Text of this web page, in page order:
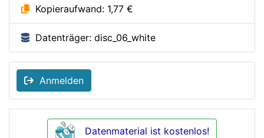
Kopieraufwand: 1,77 €
Datenträger: disc_06_white
Anmelden
Datenmaterial ist kostenlos!